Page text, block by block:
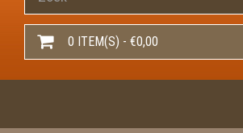
0 ITEM(S) - €0,00